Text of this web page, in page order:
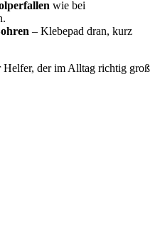
wie bei
– Klebepad dran, kurz
der im Alltag richtig groß